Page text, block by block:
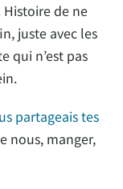
Histoire de ne
juste avec les
qui n’est pas
partageais tes
nous, manger,